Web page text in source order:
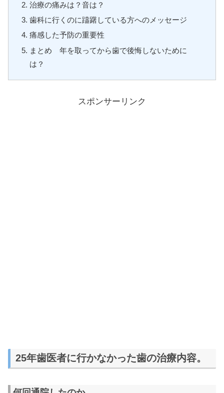
治療の痛みは？音は？
歯科に行くのに躊躇している方へのメッセージ
痛感した予防の重要性
まとめ 年を取ってから歯で後悔しないために
は？
スポンサーリンク
25年歯医者に行かなかった歯の治療内容。